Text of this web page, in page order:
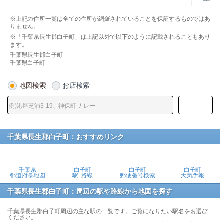
※上記の住所一覧は全ての住所が網羅されていることを保証するものではあ
りません。
※「千葉県長生郡白子町」は上記以外で以下のように記載されることもあり
ます。
千葉県長生郡白子町
千葉県白子町
地図検索 お店検索
千葉県長生郡白子町：おすすめリンク
千葉県
都道府県地図
白子町
駅･路線
白子町
郵便番号検索
白子町
天気予報
千葉県長生郡白子町：周辺の駅や路線から地図を探す
千葉県長生郡白子町周辺の主な駅の一覧です。ご覧になりたい駅名をお選び
ください。